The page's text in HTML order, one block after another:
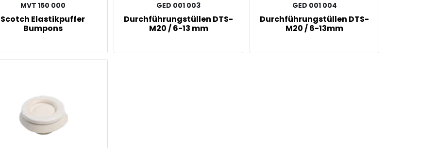
MVT 150 000
Scotch Elastikpuffer
Bumpons
GED 001 003
Durchführungstüllen DTS-
M20 / 6-13 mm
GED 001 004
Durchführungstüllen DTS-
M20 / 6-13mm